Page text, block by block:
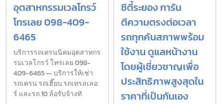
อุตสาหกรรมเวลโกรว์
โทรเลย 098-409-
6465
บริการรถเครนนิคมอุตสาหกร
รมเวลโกรว์ โทรเลย 098-
409-6465 — บริการให้เช่า
รถเครน รถเฮี๊ยบ รถเทรลเลอ
ร์ และรถ 10 ล้อรับจ้างทั
ซิตี้ระยอง การัน
ตีความตรงต่อเวลา
รถทุกคันสภาพพร้อม
ใช้งาน ดูแลหน้างาน
โดยผู้เชี่ยวชาญเพื่อ
ประสิทธิภาพสูงสุดใน
ราคาที่เป็นกันเอง